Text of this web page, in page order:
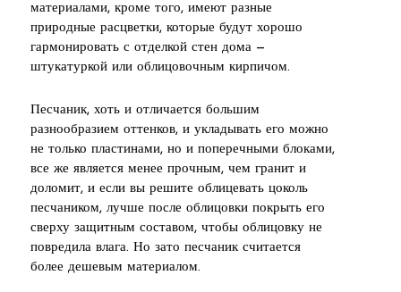
материалами, кроме того, имеют разные
природные расцветки, которые будут хорошо
гармонировать с отделкой стен дома —
штукатуркой или облицовочным кирпичом.
Песчаник, хоть и отличается большим
разнообразием оттенков, и укладывать его можно
не только пластинами, но и поперечными блоками,
все же является менее прочным, чем гранит и
доломит, и если вы решите облицевать цоколь
песчаником, лучше после облицовки покрыть его
сверху защитным составом, чтобы облицовку не
повредила влага. Но зато песчаник считается
более дешевым материалом.